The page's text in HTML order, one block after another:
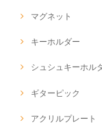
マグネット
キーホルダー
シュシュキーホル
ギターピック
アクリルプレート